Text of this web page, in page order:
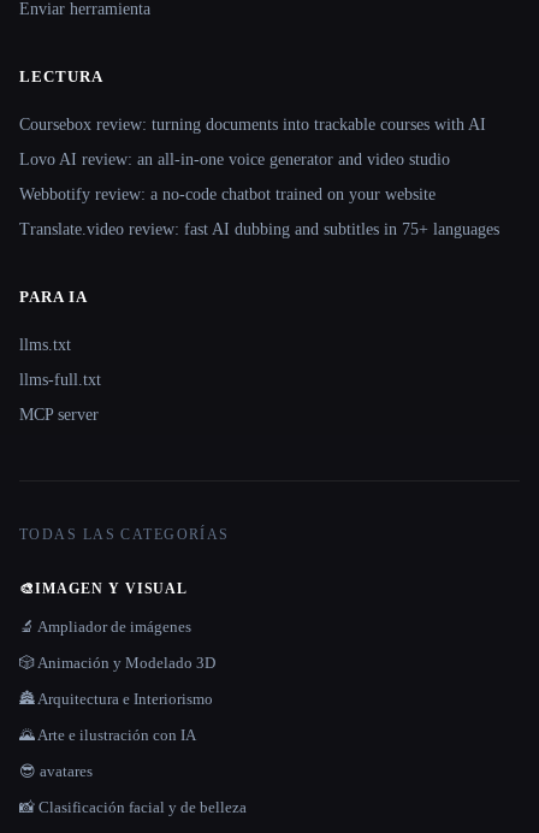
Enviar herramienta
LECTURA
Coursebox review: turning documents into trackable courses with AI
Lovo AI review: an all-in-one voice generator and video studio
Webbotify review: a no-code chatbot trained on your website
Translate.video review: fast AI dubbing and subtitles in 75+ languages
PARA IA
llms.txt
llms-full.txt
MCP server
TODAS LAS CATEGORÍAS
🎨IMAGEN Y VISUAL
🔬 Ampliador de imágenes
🎲 Animación y Modelado 3D
🏯 Arquitectura e Interiorismo
🌄 Arte e ilustración con IA
😎 avatares
📸 Clasificación facial y de belleza